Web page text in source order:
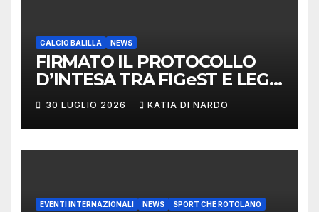
CALCIO BALILLA NEWS
FIRMATO IL PROTOCOLLO
D’INTESA TRA FIGeST E LEGA
NAZIONALE DILETTANTI
30 LUGLIO 2026 KATIA DI NARDO
EVENTI INTERNAZIONALI NEWS SPORT CHE ROTOLANO